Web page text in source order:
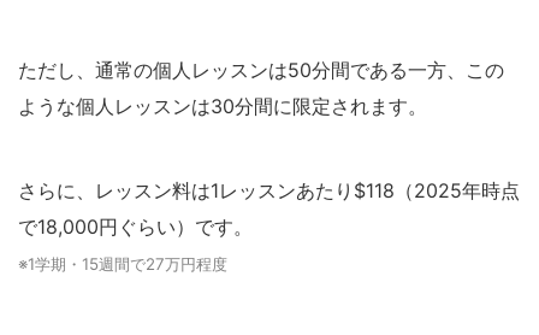
ただし、通常の個人レッスンは50分間である一方、この
ような個人レッスンは30分間に限定されます。
さらに、レッスン料は1レッスンあたり$118（2025年時点
で18,000円ぐらい）です。
※1学期・15週間で27万円程度